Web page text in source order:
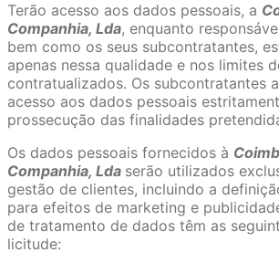
Terão acesso aos dados pessoais, a
Companhia, Lda, enquanto
bem como os seus subcontratantes,
apenas nessa qualidade e nos limites
contratualizados. Os subcontratantes
acesso aos dados pessoais
prossecução das finalidades
Os dados pessoais fornecidos à
Companhia, Lda serão utilizados
gestão de clientes, incluindo a
para efeitos de marketing e
de tratamento de dados têm as
licitude: